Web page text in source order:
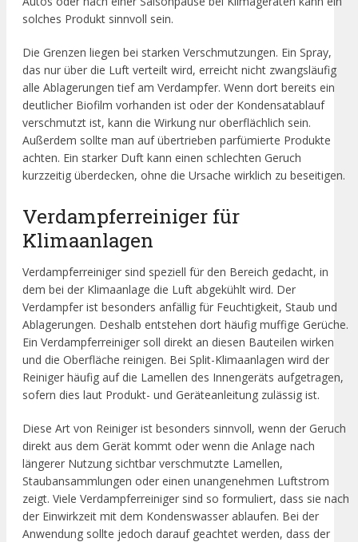
solches Produkt sinnvoll sein.
Die Grenzen liegen bei starken Verschmutzungen. Ein Spray,
das nur über die Luft verteilt wird, erreicht nicht zwangsläufig
alle Ablagerungen tief am Verdampfer. Wenn dort bereits ein
deutlicher Biofilm vorhanden ist oder der Kondensatablauf
verschmutzt ist, kann die Wirkung nur oberflächlich sein.
Außerdem sollte man auf übertrieben parfümierte Produkte
achten. Ein starker Duft kann einen schlechten Geruch
kurzzeitig überdecken, ohne die Ursache wirklich zu beseitigen.
Verdampferreiniger für
Klimaanlagen
Verdampferreiniger sind speziell für den Bereich gedacht, in
dem bei der Klimaanlage die Luft abgekühlt wird. Der
Verdampfer ist besonders anfällig für Feuchtigkeit, Staub und
Ablagerungen. Deshalb entstehen dort häufig muffige Gerüche.
Ein Verdampferreiniger soll direkt an diesen Bauteilen wirken
und die Oberfläche reinigen. Bei Split-Klimaanlagen wird der
Reiniger häufig auf die Lamellen des Innengeräts aufgetragen,
sofern dies laut Produkt- und Geräteanleitung zulässig ist.
Diese Art von Reiniger ist besonders sinnvoll, wenn der Geruch
direkt aus dem Gerät kommt oder wenn die Anlage nach
längerer Nutzung sichtbar verschmutzte Lamellen,
Staubansammlungen oder einen unangenehmen Luftstrom
zeigt. Viele Verdampferreiniger sind so formuliert, dass sie nach
der Einwirkzeit mit dem Kondenswasser ablaufen. Bei der
Anwendung sollte jedoch darauf geachtet werden, dass der